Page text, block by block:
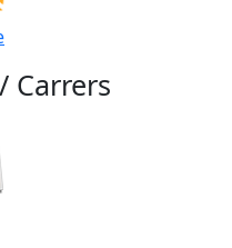
Carrers